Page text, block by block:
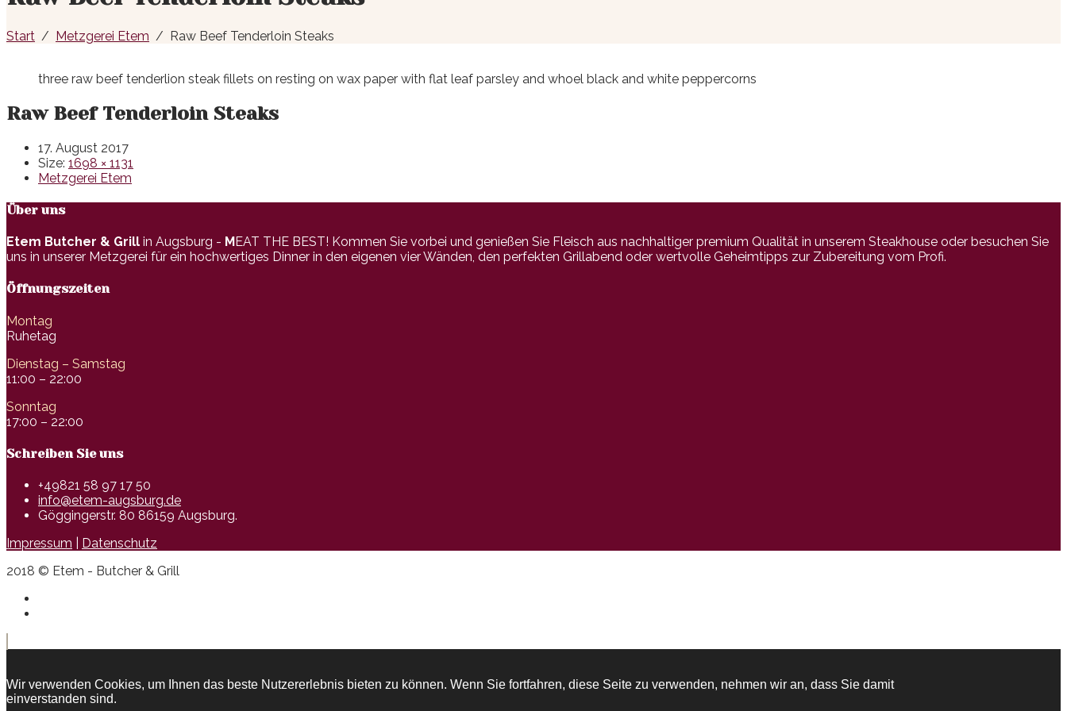
Start Metzgerei Etem Raw Beef Tenderloin Steaks
three raw beef tenderlion steak fillets on resting on wax paper with flat leaf parsley and whoel black and white peppercorns
Raw Beef Tenderloin Steaks
17. August 2017
Size: 1698 × 1131
Metzgerei Etem
Über uns
Etem Butcher & Grill in Augsburg - MEAT THE BEST! Kommen Sie vorbei und genießen Sie Fleisch aus nachhaltiger premium Qualität in unserem Steakhouse oder besuchen Sie
uns in unserer Metzgerei für ein hochwertiges Dinner in den eigenen vier Wänden, den perfekten Grillabend oder wertvolle Geheimtipps zur Zubereitung vom Profi.
Öffnungszeiten
Montag
Ruhetag
Dienstag – Samstag
11:00 – 22:00
Sonntag
17:00 – 22:00
Schreiben Sie uns
+49821 58 97 17 50
info@etem-augsburg.de
Göggingerstr. 80 86159 Augsburg.
Impressum
Datenschutz
2018 © Etem - Butcher & Grill
Wir verwenden Cookies, um Ihnen das beste Nutzererlebnis bieten zu können. Wenn Sie fortfahren, diese Seite zu verwenden, nehmen wir an, dass Sie damit
einverstanden sind.